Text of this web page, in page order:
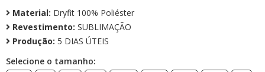
Material: Dryfit 100% Poliéster
Revestimento: SUBLIMAÇÃO
Produção: 5 DIAS ÚTEIS
Selecione o tamanho: